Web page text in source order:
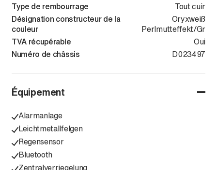
Type de rembourrage
Tout cuir
Désignation constructeur de la
couleur
Oryxweiß
Perlmutteffekt/Gr
TVA récupérable
Oui
Numéro de châssis
D023497
Équipement
Alarmanlage
Leichtmetallfelgen
Regensensor
Bluetooth
Zentralverriegelung